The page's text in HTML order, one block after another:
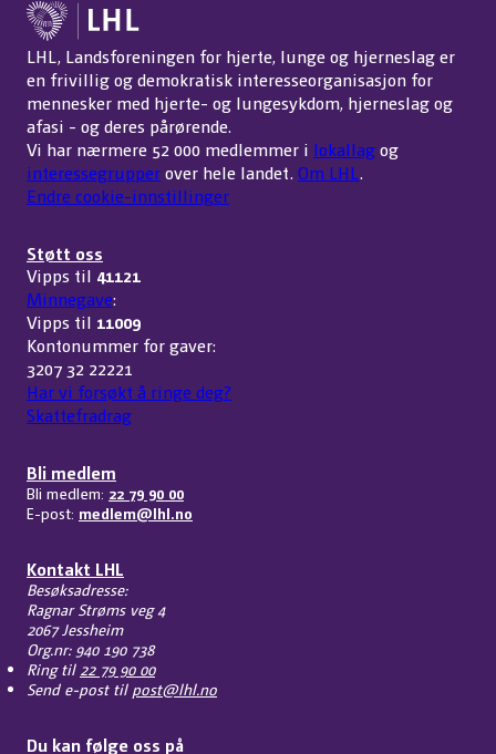
LHL, Landsforeningen for hjerte, lunge og hjerneslag er
en frivillig og demokratisk interesseorganisasjon for
mennesker med hjerte- og lungesykdom, hjerneslag og
afasi - og deres pårørende.
Vi har nærmere 52 000 medlemmer i lokallagog
interessegrupperover hele landet. Om LHL.
Endre cookie-innstillinger
Støtt oss
Vipps til 41121
Minnegave:
Vipps til 11009
Kontonummer for gaver:
3207 32 22221
Har vi forsøkt å ringe deg?
Skattefradrag
Bli medlem
Bli medlem: 22 79 90 00
E-post: medlem@lhl.no
Kontakt LHL
Besøksadresse:
Ragnar Strøms veg 4
2067 Jessheim
Org.nr: 940 190 738
Ring til 22 79 90 00
Send e-post til post@lhl.no
Du kan følge oss på